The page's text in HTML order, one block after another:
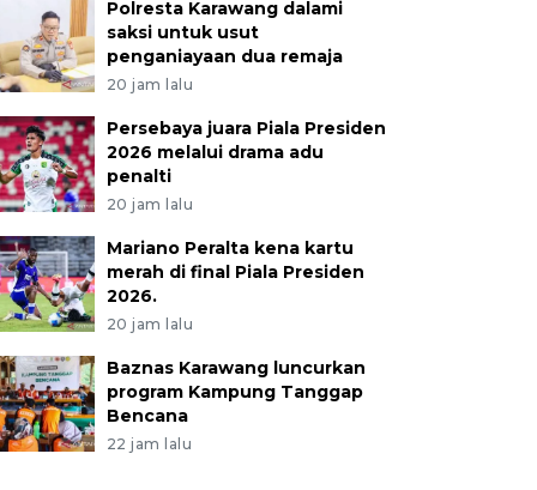
Polresta Karawang dalami
saksi untuk usut
penganiayaan dua remaja
20 jam lalu
Persebaya juara Piala Presiden
2026 melalui drama adu
penalti
20 jam lalu
Mariano Peralta kena kartu
merah di final Piala Presiden
2026.
20 jam lalu
Baznas Karawang luncurkan
program Kampung Tanggap
Bencana
22 jam lalu